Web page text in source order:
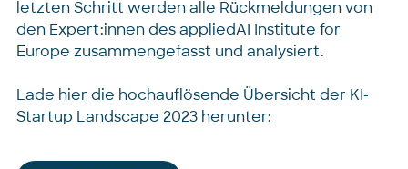
letzten Schritt werden alle Rückmeldungen von
den Expert:innen des appliedAI Institute for
Europe zusammengefasst und analysiert.
Lade hier die hochauflösende Übersicht der KI-
Startup Landscape 2023 herunter: